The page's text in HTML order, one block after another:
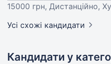
15000 грн, Дистанційно,
Усі схожі кандидати
Кандидати у